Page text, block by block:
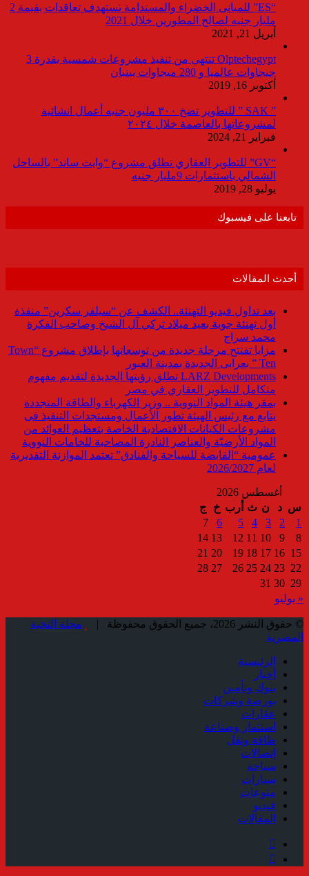
“ES” للمبانى الخضراء والمستدامة تستهدف تعاقدات بقيمة 2
مليار جنيه لصالح المطورين خلال 2021
أبريل 21, 2021
Olptechegypt تنتهي من تنفيذ مشروعات شمسية بقدرة 3
جيجاوات عالميا و 280 ميجاوات ببنبان
أكتوبر 16, 2019
” SAK ” للتطوير تضخ ٣٠٠ مليون جنيه أعمال انشائية
لمشروعاتها بالعاصمة خلال ٢٠٢٤
فبراير 21, 2024
“GV” للتطوير العقاري تطلق مشروع “وايت ساند” بالساحل
الشمالي باستثمارات 9مليار جنيه
يوليو 28, 2019
تابعنا على فيسبوك
أحدث المقالات
بعد تداول فيديو التهنئة.. الكشف عن “سيلفر سكرين” منفذة
أول تهنئة جوية بعيد ميلاد تركي آل الشيخ وصاحب الفكرة
محمد سراج
مزايا تفتتح مرحلة جديدة من توسعاتها بإطلاق مشروع “Town
Ten ” بعرابى الجديدة بمدينة العبور
LARZ Developments تطلق رؤيتها الجديدة لتقديم مفهوم
متكامل للتطوير العقاري في مصر
بمقر هيئة المواد النووية .. وزير الكهرباء والطاقة المتجددة
يتابع مع رئيس الهيئة تطور الأعمال ومستجدات التنفيذ فى
مشروعات الكيانات الاقتصادية الخاصة بتعظيم العوائد من
المواد الأرضيّة والعناصر النادرة المصاحبة للخامات النووية
عمومية “القابضة للسياحة والفنادق” تعتمد الموازنة التقديرية
لعام 2026/2027
أغسطس 2026
س د ن ث أرب خ
ج
1
2
3
4
5
6
7
8
9
10
11
12
13
14
15
16
17
18
19
20
21
22
23
24
25
26
27
28
29
30
31
« يوليو
© حقوق النشر 2026، جميع الحقوق محفوظة |
مجلة النخبة
المصرية
الرئيسية
أخبار
بنوك وتأمين
بورصة وشركات
عقارات
استثمار وصناعة
طاقة ونقل
إتصالات
سياحة
سيارات
منوعات
فيديو
المقالات
الموقع